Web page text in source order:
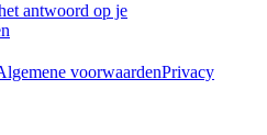
antwoord op je
voorwaardenPrivacy